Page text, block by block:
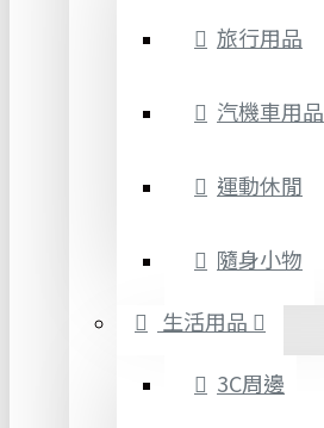
旅行用品
汽機車用品
運動休閒
隨身小物
生活用品
3C周邊